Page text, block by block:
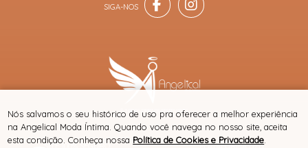
SITE 100% SEGURO PLATAFORMA B2B
® TODOS DIREITOS RESERVADOS
Nós salvamos o seu histórico de uso pra oferecer a melhor experiência
na Angelical Moda Íntima. Quando você navega no nosso site, aceita
esta condição. Conheça nossa Política de Cookies e Privacidade